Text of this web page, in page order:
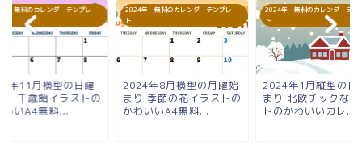
・無料のカレンダーテンプレー
年11月横型の日曜
り 千歳飴イラストの
いいA4無料...
2024年・無料のカレンダーテンプレー
ト
2024年8月横型の月曜始
まり 季節の花イラストの
かわいいA4無料...
2024年・無料のカレンダーテン
ト
2024年1月縦型の日
まり 北欧チックな
トのかわいいカレ...